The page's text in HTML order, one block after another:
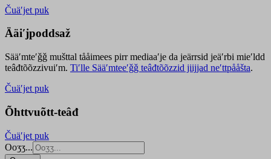
Čuäʹjet puk
Ääiʹjpoddsaž
Sääʹmteʹǧǧ mušttal tååimees pirr mediaaʹje da jeärrsid jeäʹrbi mieʹldd
teâđtõõzzivuiʹm. Tiʹlle Sääʹmteeʹǧǧ teâđtõõzzid jiijjad neʹttpååšta.
Čuäʹjet puk
Õhttvuõtt-teâđ
Čuäʹjet puk
Ooʒʒ...